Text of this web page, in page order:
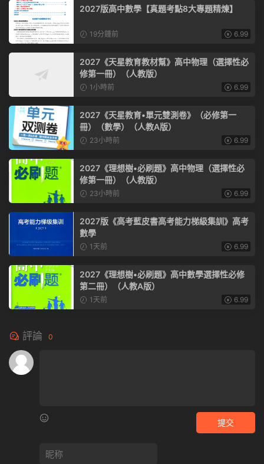
2027版高中數學【真題考點8大專題精煉】
19分鍾前 6.99
2027《天星教育教材幫》高中物理（選擇性必
修第一冊）（人教版）
1小時前 6.99
2027《天星教育•單元雙測卷》（必修第一
冊）（數學）（人教A版）
23小時前 6.99
2027《理想樹•必刷題》高中物理（選擇性必
修第一冊）（人教版）
23小時前 6.99
2027版《高考藍皮書高考能力梯級集訓》高考
數學
1天前 6.99
2027《理想樹•必刷題》高中數學選擇性必修
第二冊）（人教A版）
1天前 6.99
評論 0
提交